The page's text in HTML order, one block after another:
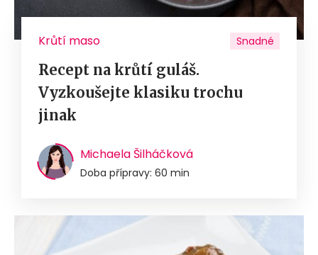
Krůtí maso Snadné
Recept na krůtí guláš.
Vyzkoušejte klasiku trochu
jinak
Michaela Šilháčková
Doba přípravy: 60 min